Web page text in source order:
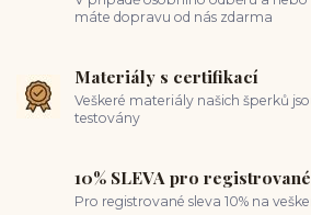
máte dopravu od nás zdarma
Materiály s certifikací
Veškeré materiály našich šperků
testovány
10% SLEVA pro registrované
Pro registrované sleva 10% na